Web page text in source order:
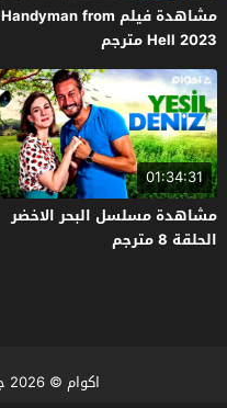
مشاهدة فيلم Handyman from
Hell 2023 مترجم
01:34:31
مشاهدة مسلسل البحر الاخضر
الحلقة 8 مترجم
اكوام © 2026 جميع الحقوق محفوظة.